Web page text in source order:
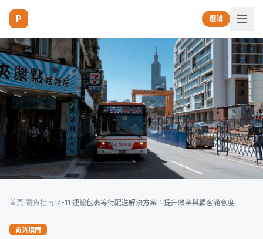
P 選購
首頁/寄貨指南/7-11 運輸包裹等待配送解決方案：提升效率與顧客滿意度
寄貨指南